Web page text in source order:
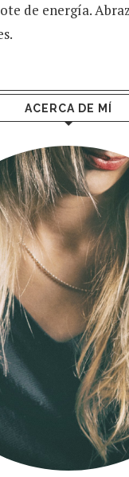
de energía.
ACERCA DE MÍ